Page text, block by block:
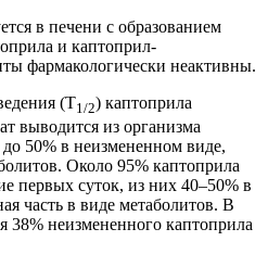
в печени с образованием
и каптоприл-
фармакологически неактивны.
(Т1/2) каптоприла
выводится из организма
50% в неизмененном виде,
Около 95% каптоприла
первых суток, из них 40–50% в
часть в виде метаболитов. В
38% неизмененного каптоприла